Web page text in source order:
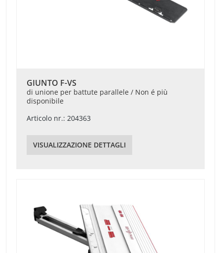
GIUNTO F-VS
di unione per battute parallele / Non é più
disponibile
Articolo nr.: 204363
VISUALIZZAZIONE DETTAGLI